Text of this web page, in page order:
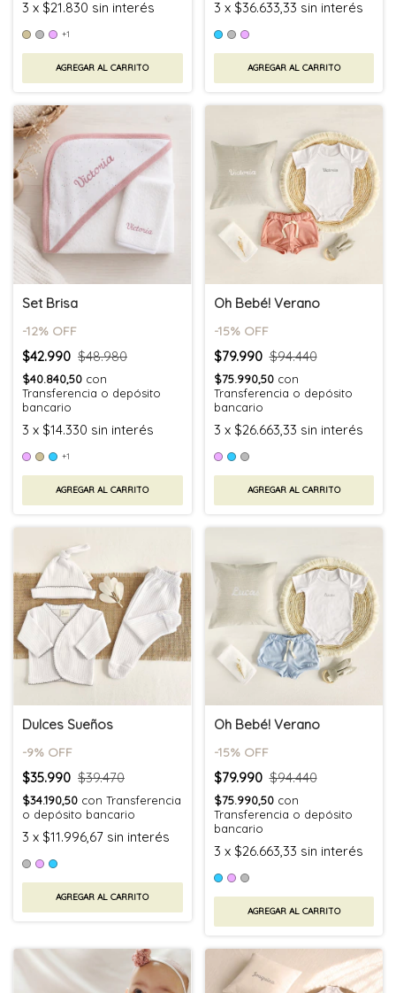
3 x $21.830 sin interés
+1
AGREGAR AL CARRITO
3 x $36.633,33 sin interés
AGREGAR AL CARRITO
Set Brisa
-12% OFF
$42.990 $48.980
$40.840,50 con
Transferencia o depósito
bancario
3 x $14.330 sin interés
+1
AGREGAR AL CARRITO
Oh Bebé! Verano
-15% OFF
$79.990 $94.440
$75.990,50 con
Transferencia o depósito
bancario
3 x $26.663,33 sin interés
AGREGAR AL CARRITO
Dulces Sueños
-9% OFF
$35.990 $39.470
$34.190,50 con Transferencia
o depósito bancario
3 x $11.996,67 sin interés
AGREGAR AL CARRITO
Oh Bebé! Verano
-15% OFF
$79.990 $94.440
$75.990,50 con
Transferencia o depósito
bancario
3 x $26.663,33 sin interés
AGREGAR AL CARRITO